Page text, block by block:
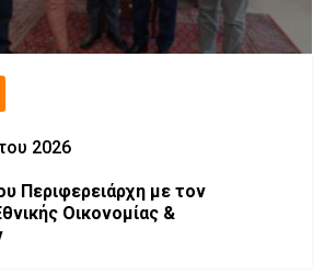
2026
Περιφερειάρχη με τον